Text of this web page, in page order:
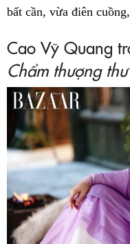
bất cần, vừa điên
Cao Vỹ Quang
Chẩm thượng thư